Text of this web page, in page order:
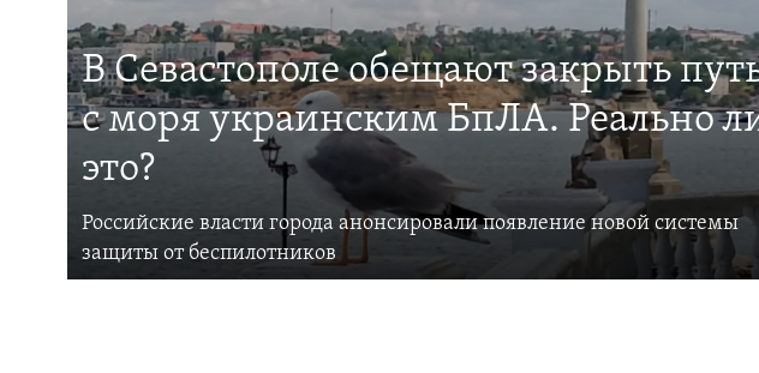
В Севастополе обещают закрыть
с моря украинским БпЛА. Реально
это?
Российские власти города анонсировали появление новой системы
защиты от беспилотников